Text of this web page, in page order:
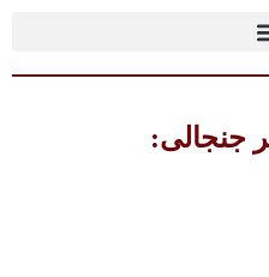
جنجالی: